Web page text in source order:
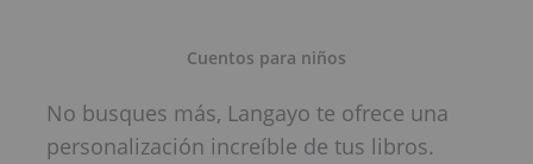
Cuentos para niños
No busques más, Langayo te ofrece una
personalización increíble de tus libros.